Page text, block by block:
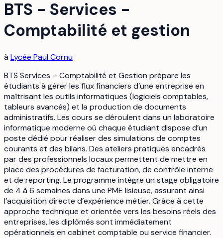
BTS - Services -
Comptabilité et gestion
à Lycée Paul Cornu
BTS Services – Comptabilité et Gestion prépare les
étudiants à gérer les flux financiers d’une entreprise en
maîtrisant les outils informatiques (logiciels comptables,
tableurs avancés) et la production de documents
administratifs. Les cours se déroulent dans un laboratoire
informatique moderne où chaque étudiant dispose d’un
poste dédié pour réaliser des simulations de comptes
courants et des bilans. Des ateliers pratiques encadrés
par des professionnels locaux permettent de mettre en
place des procédures de facturation, de contrôle interne
et de reporting. Le programme intègre un stage obligatoire
de 4 à 6 semaines dans une PME lisieuse, assurant ainsi
l’acquisition directe d’expérience métier. Grâce à cette
approche technique et orientée vers les besoins réels des
entreprises, les diplômés sont immédiatement
opérationnels en cabinet comptable ou service financier.